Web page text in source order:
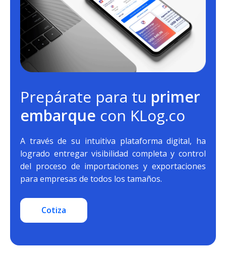
Prepárate para tu primer
embarque con KLog.co
A través de su intuitiva plataforma digital, ha
logrado entregar visibilidad completa y control
del proceso de importaciones y exportaciones
para empresas de todos los tamaños.
Cotiza